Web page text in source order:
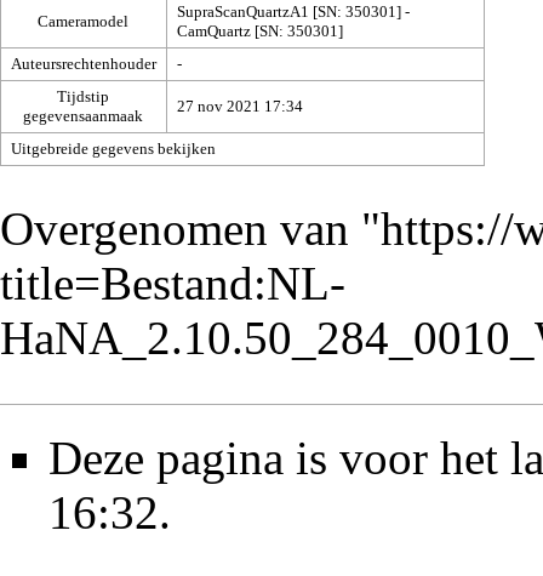
Cameramodel
SupraScanQuartzA1 [SN: 350301] -
CamQuartz [SN: 350301]
Auteursrechtenhouder
-
Tijdstip
gegevensaanmaak
27 nov 2021 17:34
Uitgebreide gegevens bekijken
Overgenomen van "https://
title=Bestand:NL-
Deze pagina is voor het
16:32.